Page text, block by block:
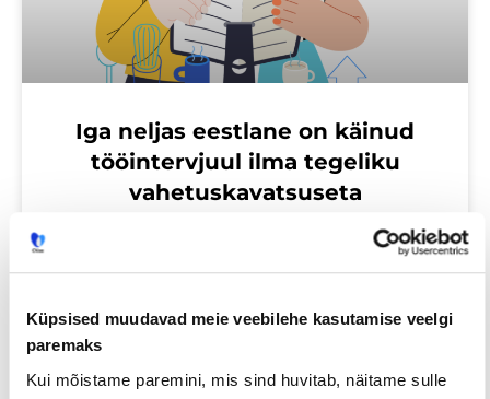
Küpsised muudavad meie veebilehe kasutamise veelgi
paremaks
Kui mõistame paremini, mis sind huvitab, näitame sulle
Iga neljas eestlane on käinud
tööintervjuul ilma tegeliku
vahetuskavatsuseta
Tööotsijale